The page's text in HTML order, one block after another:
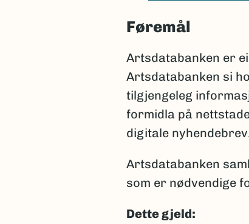
Føremål
Artsdatabanken er
Artsdatabanken si
tilgjengeleg
formidla på
digitale
Artsdatabanken
som er nødvendige
Dette gjeld: